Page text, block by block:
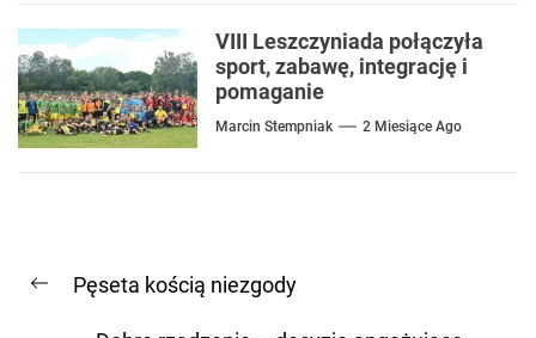
VIII Leszczyniada połączyła
sport, zabawę, integrację i
pomaganie
Marcin Stempniak 2 Miesiące Ago
wpisu
Previous
Pęseta kością niezgody